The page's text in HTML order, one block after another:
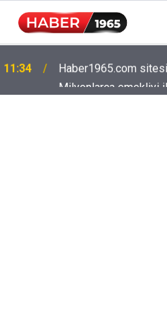
15:52
Milyonlarca emekliyi